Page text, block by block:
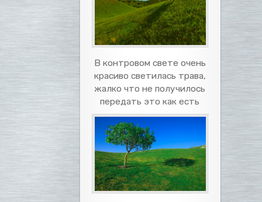
В контровом свете очень
красиво светилась трава,
жалко что не получилось
передать это как есть